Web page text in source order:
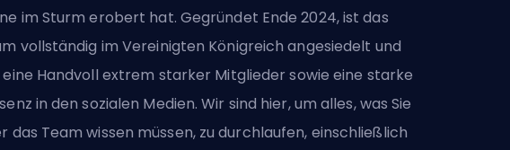
im Sturm erobert hat. Gegründet Ende 2024, ist das
vollständig im Vereinigten Königreich angesiedelt und
Handvoll extrem starker Mitglieder sowie eine starke
in den sozialen Medien. Wir sind hier, um alles, was Sie
das Team wissen müssen, zu durchlaufen, einschließlich